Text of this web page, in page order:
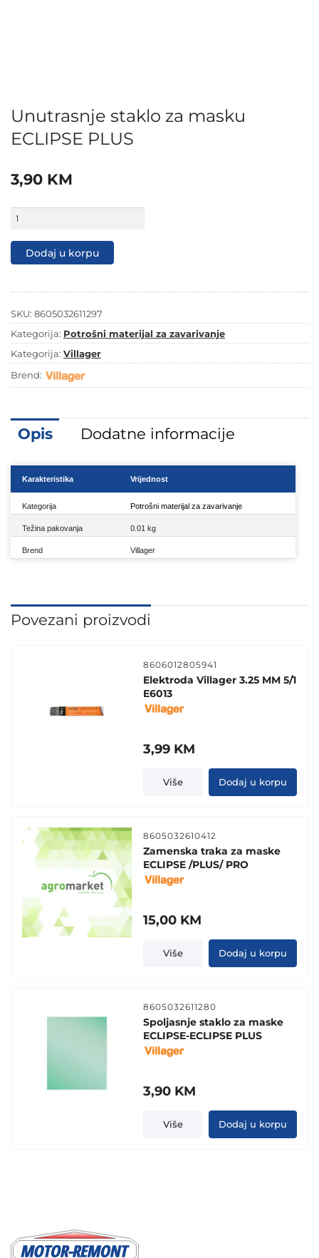
Unutrasnje staklo za masku
ECLIPSE PLUS
3,90 KM
staklo
masku
ECLIPSE
Dodaj u korpu
SKU: 8605032611297
Kategorija: Potrošni materijal za zavarivanje
Kategorija: Villager
Brend:
Opis Dodatne informacije
Karakteristika Vrijednost
Kategorija Potrošni materijal za zavarivanje
Težina pakovanja 0.01 kg
Brend Villager
Povezani proizvodi
8606012805941
Elektroda Villager 3.25 MM 5/1
E6013
3,99 KM
Više Dodaj u korpu
8605032610412
Zamenska traka za maske
ECLIPSE /PLUS/ PRO
15,00 KM
Više Dodaj u korpu
8605032611280
Spoljasnje staklo za maske
ECLIPSE-ECLIPSE PLUS
3,90 KM
Više Dodaj u korpu